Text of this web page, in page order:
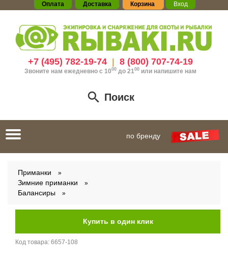
Оплата Доставка Корзина Вход
+7 (495) 782-19-74| 8 (800) 707-74-19
Звоните нам ежедневно с 1000до 21 00 или напишите нам
Поиск
Toggle
navigation
по бренду
Приманки
Зимние приманки
Балансиры
Код товара: 6657-108